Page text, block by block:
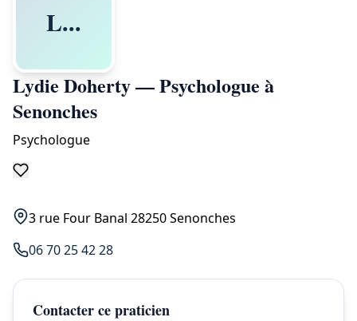
L...
Lydie Doherty — Psychologue à
Senonches
Psychologue
3 rue Four Banal 28250 Senonches
06 70 25 42 28
Contacter ce praticien